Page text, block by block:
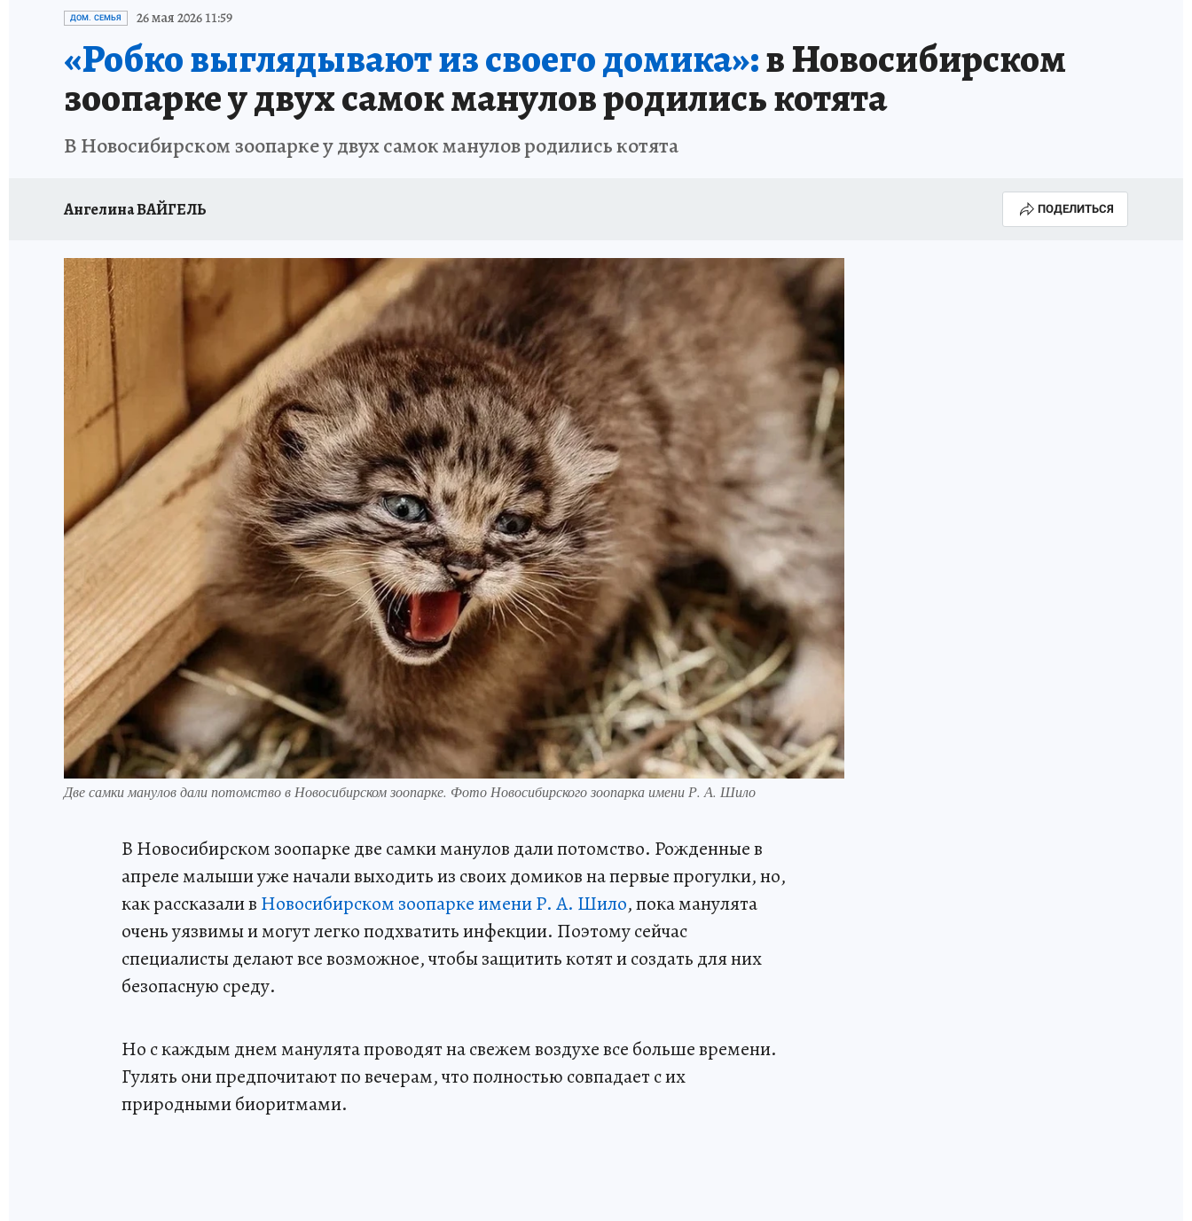
ОТДЫХ В РОССИИ
ДОМ. СЕМЬЯ 26 мая 2026 11:59
«Робко выглядывают из своего домика»:в Новосибирском
зоопарке у двух самок манулов родились котята
В Новосибирском зоопарке у двух самок манулов родились котята
Ангелина ВАЙГЕЛЬ ПОДЕЛИТЬСЯ
Две самки манулов дали потомство в Новосибирском зоопарке. Фото Новосибирского зоопарка имени Р. А. Шило
В Новосибирском зоопарке две самки манулов дали потомство. Рожденные в
апреле малыши уже начали выходить из своих домиков на первые прогулки, но,
как рассказали в Новосибирском зоопарке имени Р. А. Шило, пока манулята
очень уязвимы и могут легко подхватить инфекции. Поэтому сейчас
специалисты делают все возможное, чтобы защитить котят и создать для них
безопасную среду.
Но с каждым днем манулята проводят на свежем воздухе все больше времени.
Гулять они предпочитают по вечерам, что полностью совпадает с их
природными биоритмами.